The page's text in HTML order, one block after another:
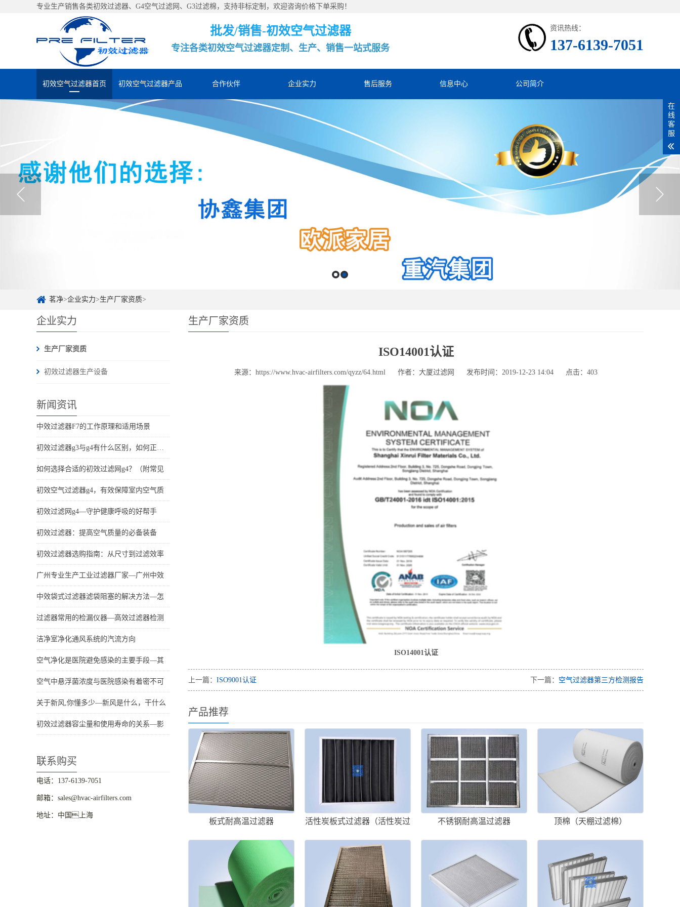
专业生产销售各类初效过滤器、G4空气过滤网、G3过滤棉，支持非标定制，欢迎咨询价格下单采购！
批发/销售-初效空气过滤器
专注各类初效空气过滤器定制、生产、销售一站式服务
资讯热线：
137-6139-7051
初效空气过滤器首页 初效空气过滤器产品 合作伙伴 企业实力 售后服务 信息中心 公司简介
茗净>企业实力>生产厂家资质>
企业实力
生产厂家资质
初效过滤器生产设备
新闻资讯
中效过滤器F7的工作原理和适用场景
初效过滤器g3与g4有什么区别，如何正确选
如何选择合适的初效过滤网g4？（附常见
初效空气过滤器g4，有效保障室内空气质
初效过滤网g4—守护健康呼吸的好帮手
初效过滤器：提高空气质量的必备装备
初效过滤器选购指南：从尺寸到过滤效率
广州专业生产工业过滤器厂家—广州中效
中效袋式过滤器滤袋阻塞的解决方法—怎
过滤器常用的检漏仪器—高效过滤器检测
洁净室净化通风系统的汽流方向
空气净化是医院避免感染的主要手段—其
空气中悬浮菌浓度与医院感染有着密不可
关于新风,你懂多少—新风是什么，干什么
初效过滤器容尘量和使用寿命的关系—影
联系购买
电话：137-6139-7051
邮箱：sales@hvac-airfilters.com
地址：中国上海
生产厂家资质
ISO14001认证
来源：https://www.hvac-airfilters.com/qyzz/64.html 作者：大厦过滤网 发布时间：2019-12-23 14:04 点击： 403
ISO14001认证
上一篇： ISO9001认证 下一篇： 空气过滤器第三方检测报告
产品推荐
板式耐高温过滤器
活性炭板式过滤器（活性炭过
不锈钢耐高温过滤器 顶棉（天棚过滤棉）
在
线
客
服